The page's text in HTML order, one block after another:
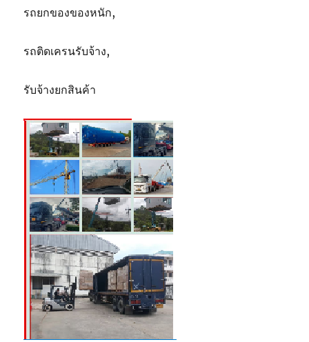
รถยกของของหนัก,
รถติดเครนรับจ้าง,
รับจ้างยกสินค้า